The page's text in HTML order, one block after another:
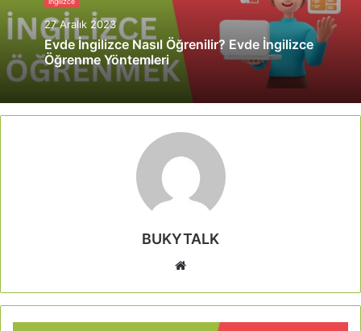
27 Aralık 2023
Evde İngilizce Nasıl Öğrenilir? Evde İngilizce
Öğrenme Yöntemleri
BUKYTALK